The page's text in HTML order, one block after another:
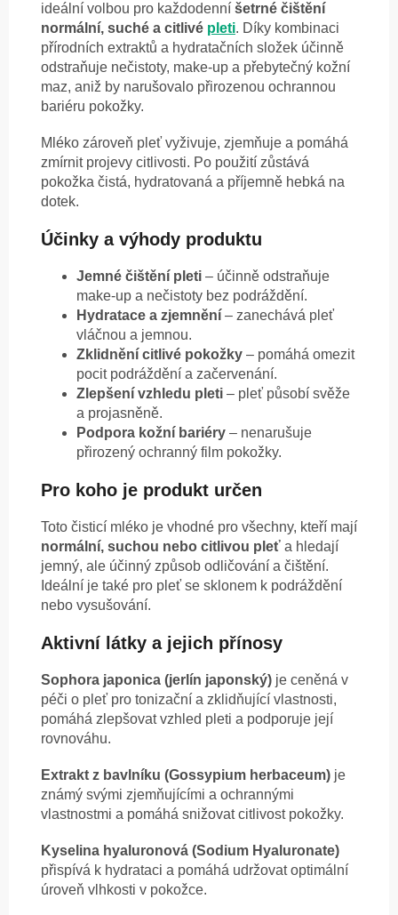
ideální volbou pro každodenní šetrné čištění
normální, suché a citlivé pleti. Díky kombinaci
přírodních extraktů a hydratačních složek účinně
odstraňuje nečistoty, make-up a přebytečný kožní
maz, aniž by narušovalo přirozenou ochrannou
bariéru pokožky.
Mléko zároveň pleť vyživuje, zjemňuje a pomáhá
zmírnit projevy citlivosti. Po použití zůstává
pokožka čistá, hydratovaná a příjemně hebká na
dotek.
Účinky a výhody produktu
Jemné čištění pleti – účinně odstraňuje
make-up a nečistoty bez podráždění.
Hydratace a zjemnění – zanechává pleť
vláčnou a jemnou.
Zklidnění citlivé pokožky – pomáhá omezit
pocit podráždění a začervenání.
Zlepšení vzhledu pleti – pleť působí svěže
a projasněně.
Podpora kožní bariéry – nenarušuje
přirozený ochranný film pokožky.
Pro koho je produkt určen
Toto čisticí mléko je vhodné pro všechny, kteří mají
normální, suchou nebo citlivou pleť a hledají
jemný, ale účinný způsob odličování a čištění.
Ideální je také pro pleť se sklonem k podráždění
nebo vysušování.
Aktivní látky a jejich přínosy
Sophora japonica (jerlín japonský) je ceněná v
péči o pleť pro tonizační a zklidňující vlastnosti,
pomáhá zlepšovat vzhled pleti a podporuje její
rovnováhu.
Extrakt z bavlníku (Gossypium herbaceum) je
známý svými zjemňujícími a ochrannými
vlastnostmi a pomáhá snižovat citlivost pokožky.
Kyselina hyaluronová (Sodium Hyaluronate)
přispívá k hydrataci a pomáhá udržovat optimální
úroveň vlhkosti v pokožce.